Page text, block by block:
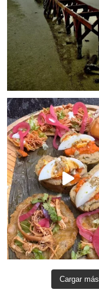
Cargar más